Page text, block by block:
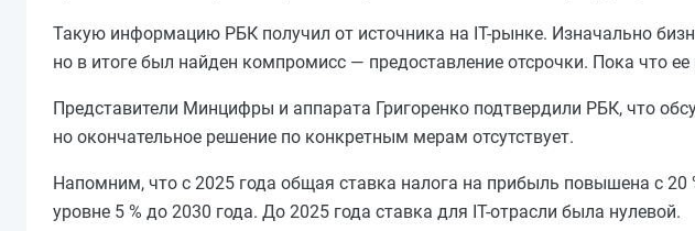
Такую информацию РБК получил от источника на IT-рынке. Изначально
но в итоге был найден компромисс — предоставление отсрочки. Пока что
Представители Минцифры и аппарата Григоренко подтвердили РБК, что
но окончательное решение по конкретным мерам отсутствует.
Напомним, что с 2025 года общая ставка налога на прибыль повышена с 20
уровне 5 % до 2030 года. До 2025 года ставка для IT-отрасли была нулевой.